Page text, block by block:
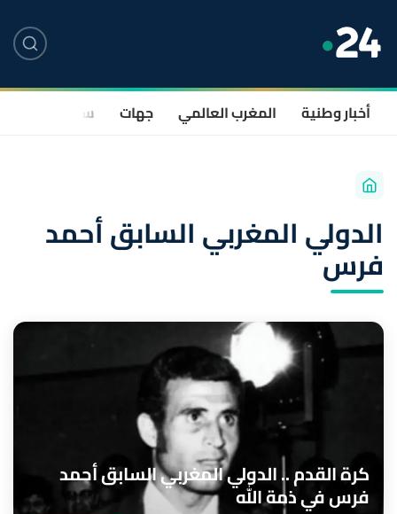
أخبار وطنية المغرب العالمي جهات سياسة
الدولي المغربي السابق أحمد
فرس
كرة القدم .. الدولي المغربي السابق أحمد
فرس في ذمة الله